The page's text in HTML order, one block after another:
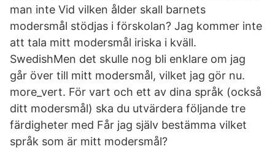
man inte Vid vilken ålder skall barnets
modersmål stödjas i förskolan? Jag kommer inte
att tala mitt modersmål iriska i kväll.
SwedishMen det skulle nog bli enklare om jag
går över till mitt modersmål, vilket jag gör nu.
more_vert. För vart och ett av dina språk (också
ditt modersmål) ska du utvärdera följande tre
färdigheter med Får jag själv bestämma vilket
språk som är mitt modersmål?